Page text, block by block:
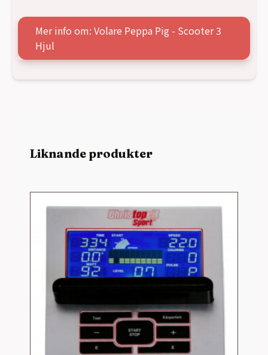
Mer info om: Volare Peppa Pig - Scooter 3
Hjul
Liknande produkter